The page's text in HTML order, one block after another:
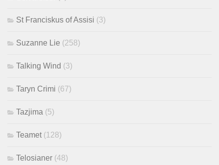
St Franciskus of Assisi (3)
Suzanne Lie (258)
Talking Wind (3)
Taryn Crimi (67)
Tazjima (5)
Teamet (128)
Telosianer (48)